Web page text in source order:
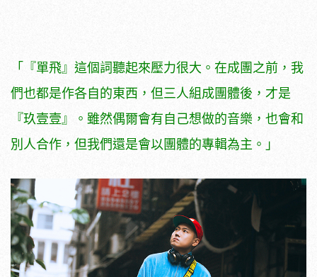
「『單飛』這個詞聽起來壓力很大。在成團之前，我
們也都是作各自的東西，但三人組成團體後，才是
『玖壹壹』。雖然偶爾會有自己想做的音樂，也會和
別人合作，但我們還是會以團體的專輯為主。」